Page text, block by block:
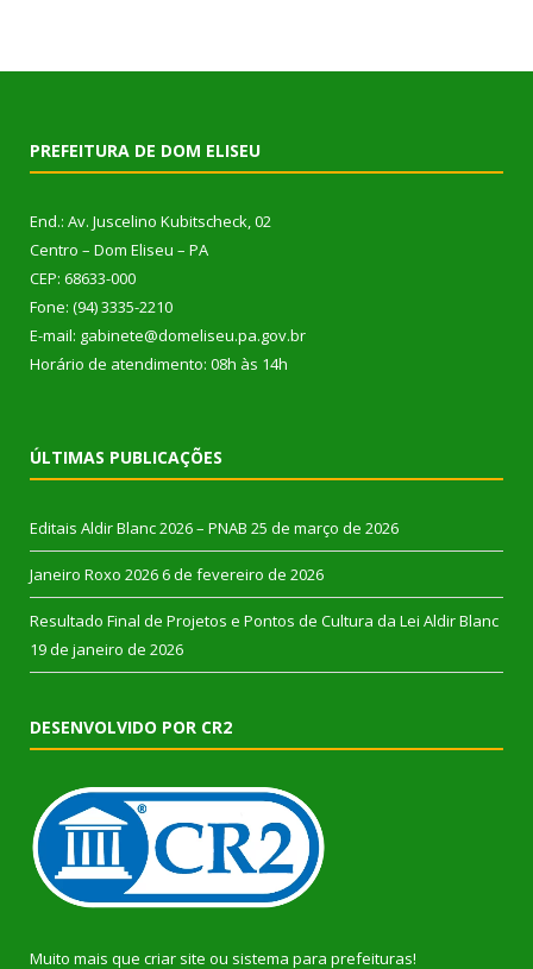
PREFEITURA DE DOM ELISEU
End.: Av. Juscelino Kubitscheck, 02
Centro – Dom Eliseu – PA
CEP: 68633-000
Fone: (94) 3335-2210
E-mail: gabinete@domeliseu.pa.gov.br
Horário de atendimento: 08h às 14h
ÚLTIMAS PUBLICAÇÕES
Editais Aldir Blanc 2026 – PNAB 25 de março de 2026
Janeiro Roxo 2026 6 de fevereiro de 2026
Resultado Final de Projetos e Pontos de Cultura da Lei Aldir Blanc
19 de janeiro de 2026
DESENVOLVIDO POR CR2
Muito mais que criar site ou sistema para prefeituras!